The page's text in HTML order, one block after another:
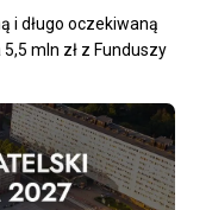
i długo oczekiwaną
mln zł z Funduszy